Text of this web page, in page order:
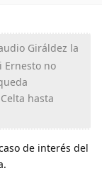
Giráldez la
Ernesto no
hasta
de interés del